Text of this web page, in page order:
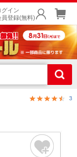
グイン
員登録(無料)
3